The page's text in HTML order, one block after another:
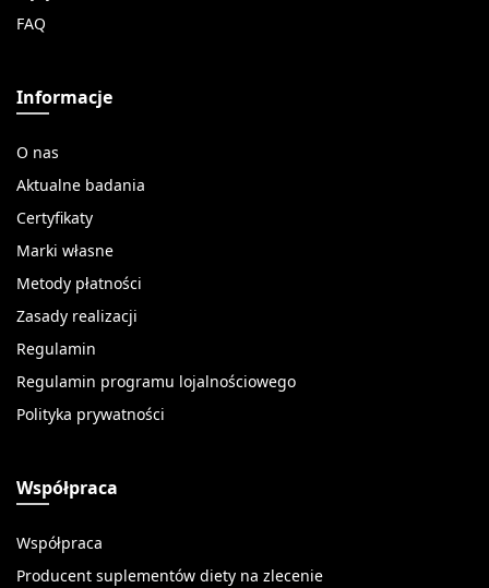
FAQ
Informacje
O nas
Aktualne badania
Certyfikaty
Marki własne
Metody płatności
Zasady realizacji
Regulamin
Regulamin programu lojalnościowego
Polityka prywatności
Współpraca
Współpraca
Producent suplementów diety na zlecenie